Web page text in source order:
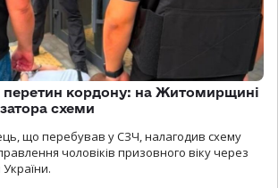
перетин кордону: на Житомирщині
схеми
що перебував у СЗЧ, налагодив схему
чоловіків призовного віку через